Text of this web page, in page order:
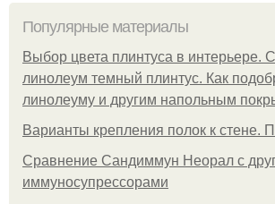
Популярные материалы
Выбор цвета плинтуса в интерьере.
линолеум темный плинтус. Как
линолеуму и другим напольным
Варианты крепления полок к стене.
Сравнение Сандиммун Неорал с
иммуносупрессорами